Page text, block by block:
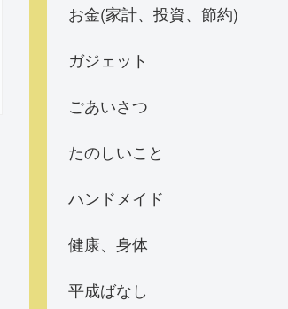
お金(家計、投資、節約)
ガジェット
ごあいさつ
たのしいこと
ハンドメイド
健康、身体
平成ばなし